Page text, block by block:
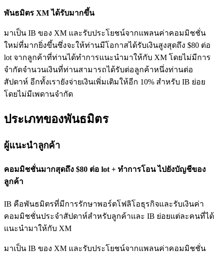
พันธมิตร XM ได้รับมากขึ้น
มาเป็น IB ของ XM และรับประโยชน์จากแพลนค่าคอมมิชชั่น
ใหม่ที่มากยิ่งขึ้นซึ่งจะให้ท่านมีโอกาสได้รับเงินสูงสุดถึง $80 ต่อ
lot จากลูกค้าที่ท่านได้ทำการแนะนำมาให้กับ XM โดยไม่มีการ
จำกัดจำนวนเงินที่ท่านสามารถได้รับต่อลูกค้าหนึ่งท่านต่อ
สัปดาห์ อีกทั้งเรายังจ่ายเงินเพิ่มเติมให้อีก 10% สำหรับ IB ย่อย
โดยไม่มีเพดานจำกัด
ประเภทของพันธมิตร
ผู้แนะนำลูกค้า
คอมมิชชั่นมากสุดถึง $80 ต่อ lot + ทำการโอน ไปยังบัญชีของ
ลูกค้า
IB คือพันธมิตรที่มีการรักษาพอร์ตโฟลิโอธุรกิจและรับเงินค่า
คอมมิชชั่นประจำสัปดาห์สำหรับลูกค้าและ IB ย่อยแต่ละคนที่ได้
แนะนำมาให้กับ XM
มาเป็น IB ของ XM และรับประโยชน์จากแพลนค่าคอมมิชชั่น